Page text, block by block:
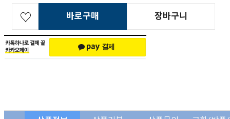
바로구매 장바구니